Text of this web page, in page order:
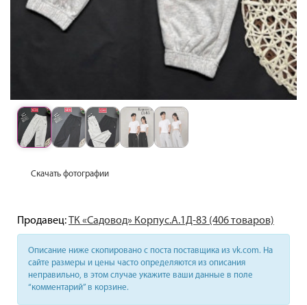
Скачать фотографии
Продавец:ТК «Садовод» Корпус.А.1Д-83 (406 товаров)
Описание ниже скопировано с поста поставщика из vk.com. На
сайте размеры и цены часто определяются из описания
неправильно, в этом случае укажите ваши данные в поле
“комментарий” в корзине.